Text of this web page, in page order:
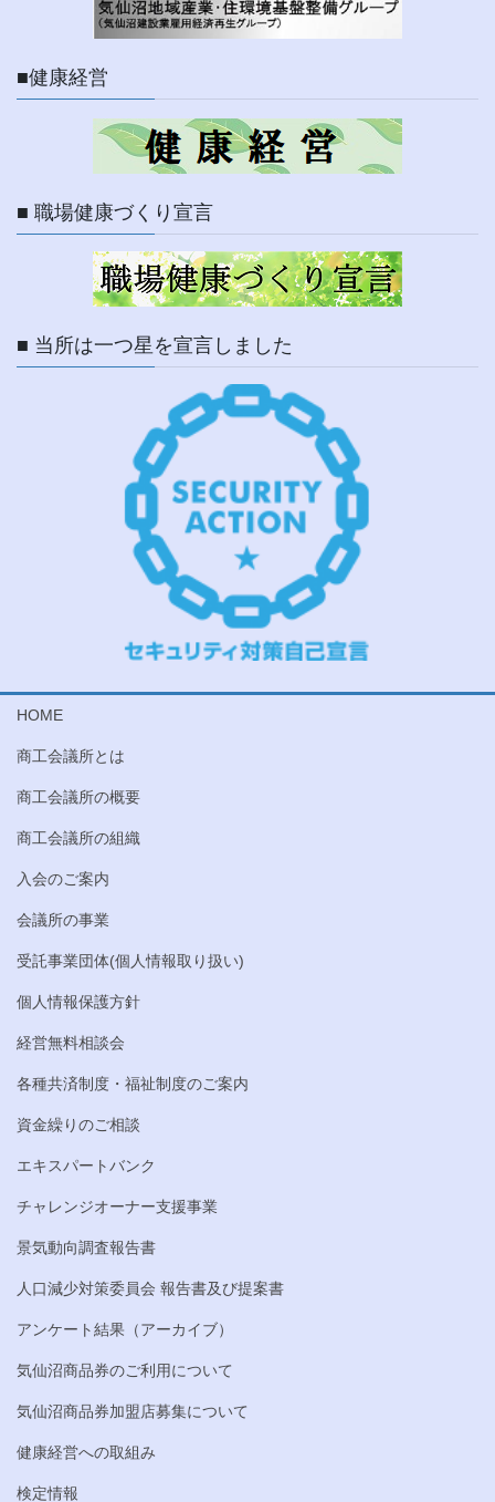
■健康経営
■ 職場健康づくり宣言
■ 当所は一つ星を宣言しました
HOME
商工会議所とは
商工会議所の概要
商工会議所の組織
入会のご案内
会議所の事業
受託事業団体(個人情報取り扱い)
個人情報保護方針
経営無料相談会
各種共済制度・福祉制度のご案内
資金繰りのご相談
エキスパートバンク
チャレンジオーナー支援事業
景気動向調査報告書
人口減少対策委員会 報告書及び提案書
アンケート結果（アーカイブ）
気仙沼商品券のご利用について
気仙沼商品券加盟店募集について
健康経営への取組み
検定情報